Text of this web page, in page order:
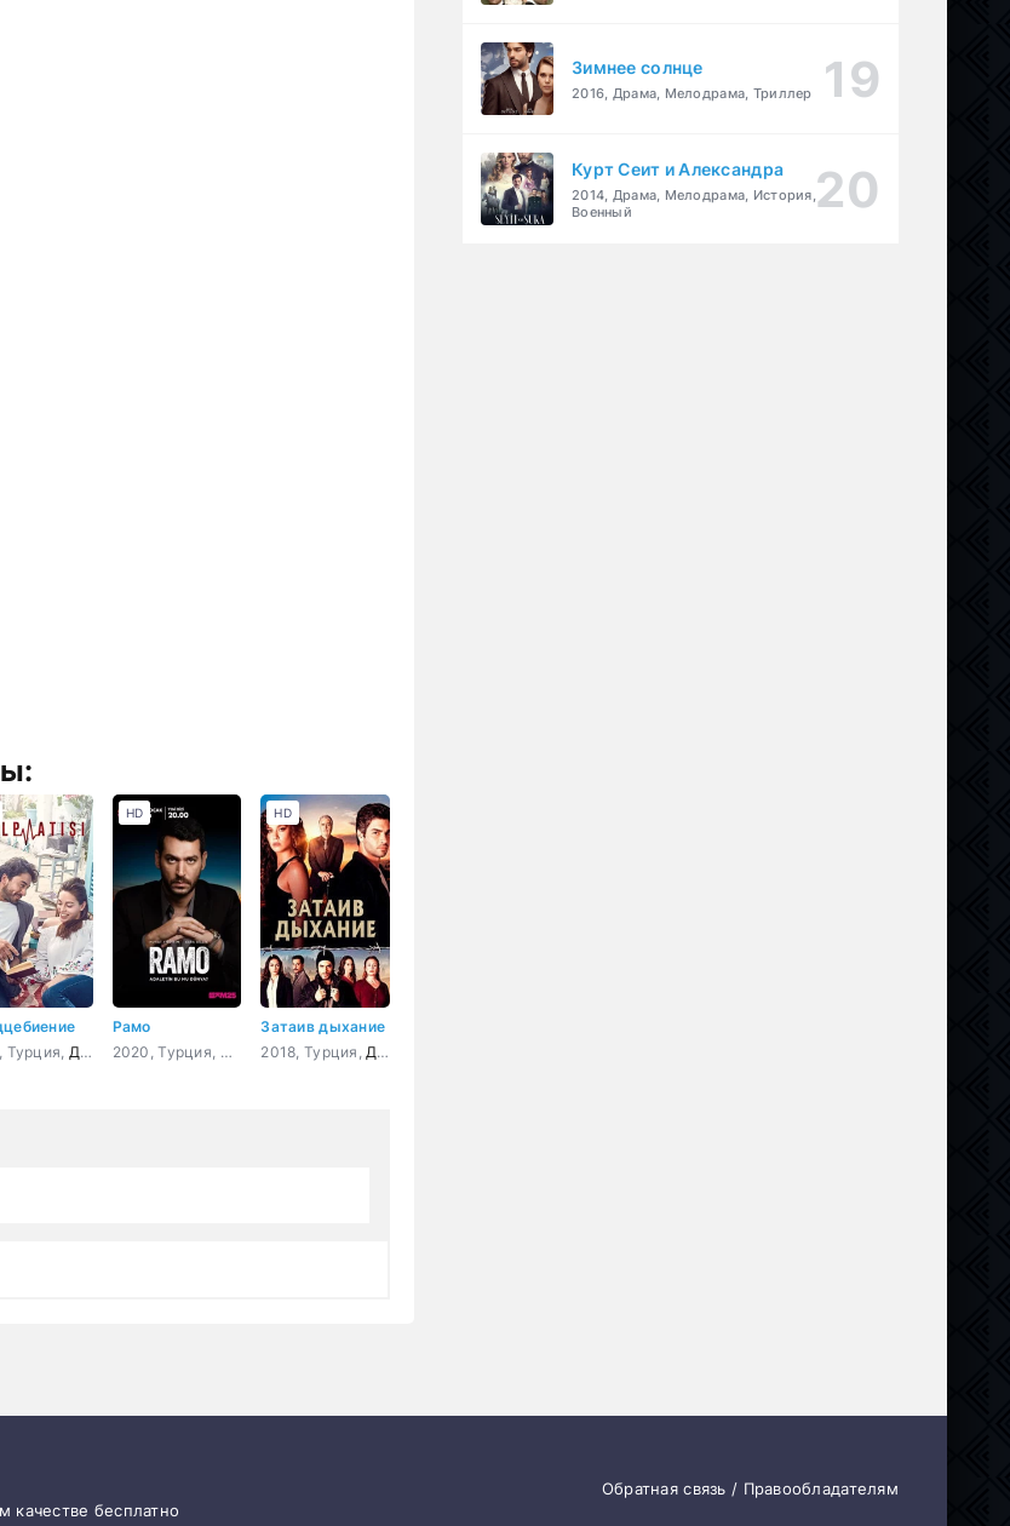
,Комедия
Турция, Драма ,Мелодрама
Рамо
2020, Турция,
Драма,Боевик,Криминал
HD
Затаив дыхание
2018, Турция, Драма
HD
Зимнее солнце
2016, Драма, Мелодрама, Триллер
Курт Сеит и Александра
2014, Драма, Мелодрама, История,
Военный
качестве бесплатно
Обратная связь / Правообладателям